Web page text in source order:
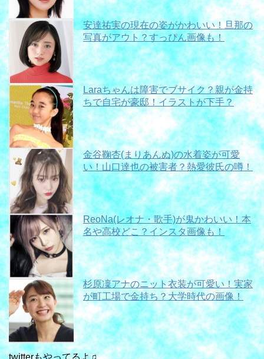
安達祐実の現在の姿がかわいい！旦那の
写真がアウト？すっぴん画像も！
Laraちゃんは障害でブサイク？親が金持
ちで自宅が豪邸！イラストが下手？
金谷鞠杏(まりあんぬ)の水着姿が可愛
い！山口達也の被害者？熱愛彼氏の噂！
ReoNa(レオナ・歌手)が鬼かわいい！本
名や高校どこ？インスタ画像も！
杉原凜アナのニット衣装が可愛い！実家
が町工場で金持ち？大学時代の画像！
twitterもやってるよ♫